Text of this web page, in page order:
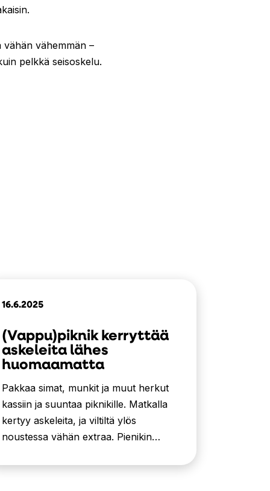
vähemmän –
pelkkä seisoskelu.
16.6.2025
(Vappu)piknik kerryttää
askeleita lähes
huomaamatta
Pakkaa simat, munkit ja muut herkut
kassiin ja suuntaa piknikille. Matkalla
kertyy askeleita, ja viltiltä ylös
noustessa vähän extraa. Pienikin…